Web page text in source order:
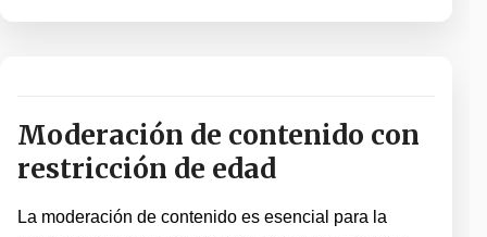
Moderación de contenido con
restricción de edad
La moderación de contenido es esencial para la